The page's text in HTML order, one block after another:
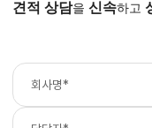
견적 상담을 신속하고